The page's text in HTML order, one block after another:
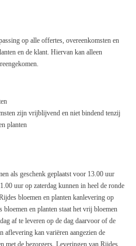
op alle offertes, overeenkomsten en
en de klant. Hiervan kan alleen
zijn vrijblijvend en niet bindend tenzij
planten
als geschenk geplaatst voor 13.00 uur
uur op zaterdag kunnen in heel de ronde
bloemen en planten kanlevering op
bloemen en planten staat het vrij bloemen
af te leveren op de dag daarvoor of de
aflevering kan variëren aangezien de
met de bezorgers. Leveringen van Rijdes